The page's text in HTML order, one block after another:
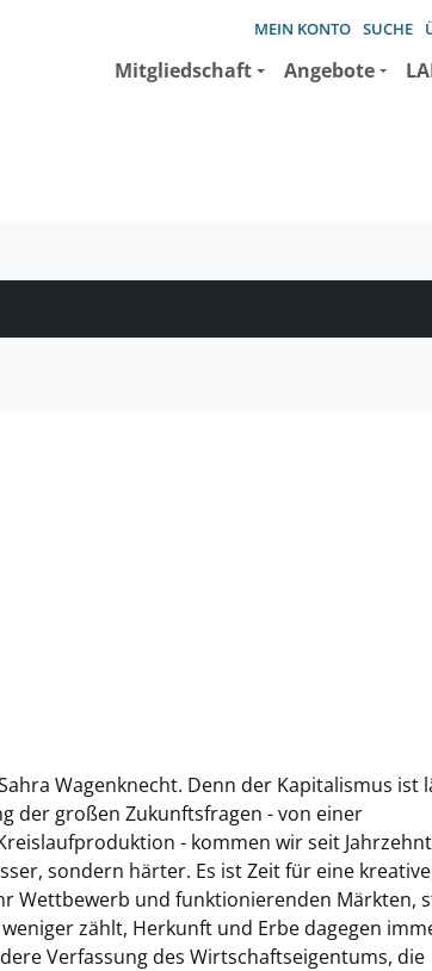
MEIN KONTO SUCHE
Mitgliedschaft Angebote
Wagenknecht. Denn der Kapitalismus ist
der großen Zukunftsfragen - von einer
- kommen wir seit
sondern härter. Es ist Zeit für eine
Wettbewerb und funktionierenden Märkten,
zählt, Herkunft und Erbe dagegen
Verfassung des Wirtschaftseigentums, die